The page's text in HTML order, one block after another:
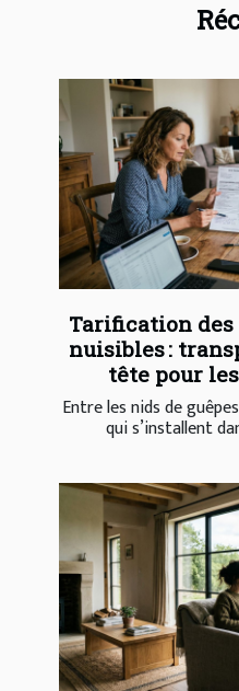
Tarification
nuisibles :
tête pour
Entre les nids de
qui s’installent